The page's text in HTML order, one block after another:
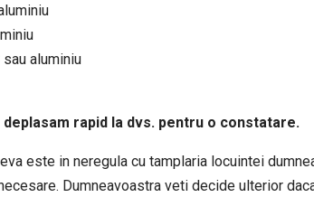
aluminiu
rapid la dvs. pentru o constatare.
este in neregula cu tamplaria locuintei
Dumneavoastra veti decide ulterior